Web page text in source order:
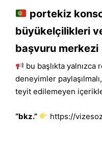
portekiz
büyükelçilikleri
başvuru merkezi
bu başlıkta
deneyimler
teyit edilemeyen
“bkz.” https://